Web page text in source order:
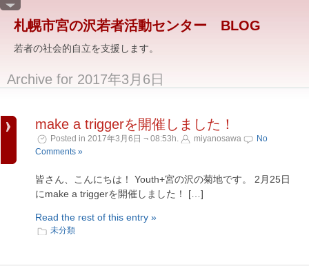
札幌市宮の沢若者活動センター BLOG
若者の社会的自立を支援します。
Archive for 2017年3月6日
make a triggerを開催しました！
Posted in 2017年3月6日 ¬ 08:53h. miyanosawa
No
Comments »
皆さん、こんにちは！ Youth+宮の沢の菊地です。 2月25日
にmake a triggerを開催しました！ […]
Read the rest of this entry »
未分類